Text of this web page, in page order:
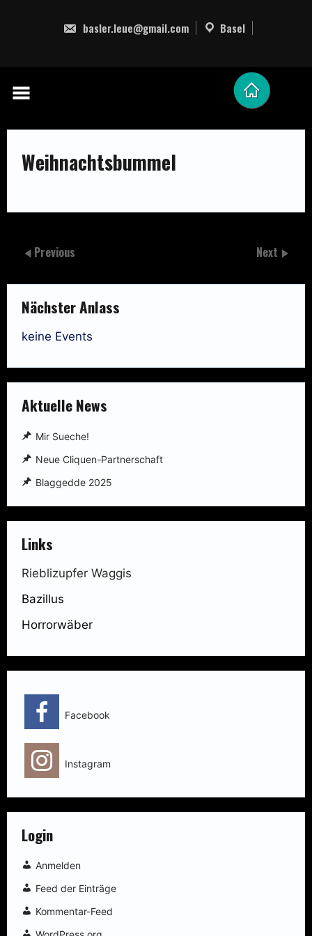
basler.leue@gmail.com Basel
Weihnachtsbummel
Previous Next
Nächster Anlass
keine Events
Aktuelle News
Mir Sueche!
Neue Cliquen-Partnerschaft
Blaggedde 2025
Links
Rieblizupfer Waggis
Bazillus
Horrorwäber
Facebook
Instagram
Login
Anmelden
Feed der Einträge
Kommentar-Feed